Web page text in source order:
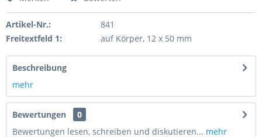
Artikel-Nr.:
841
Freitextfeld 1:
auf Körper, 12 x 50 mm
Beschreibung
mehr
Bewertungen
0
Bewertungen lesen, schreiben und diskutieren... mehr